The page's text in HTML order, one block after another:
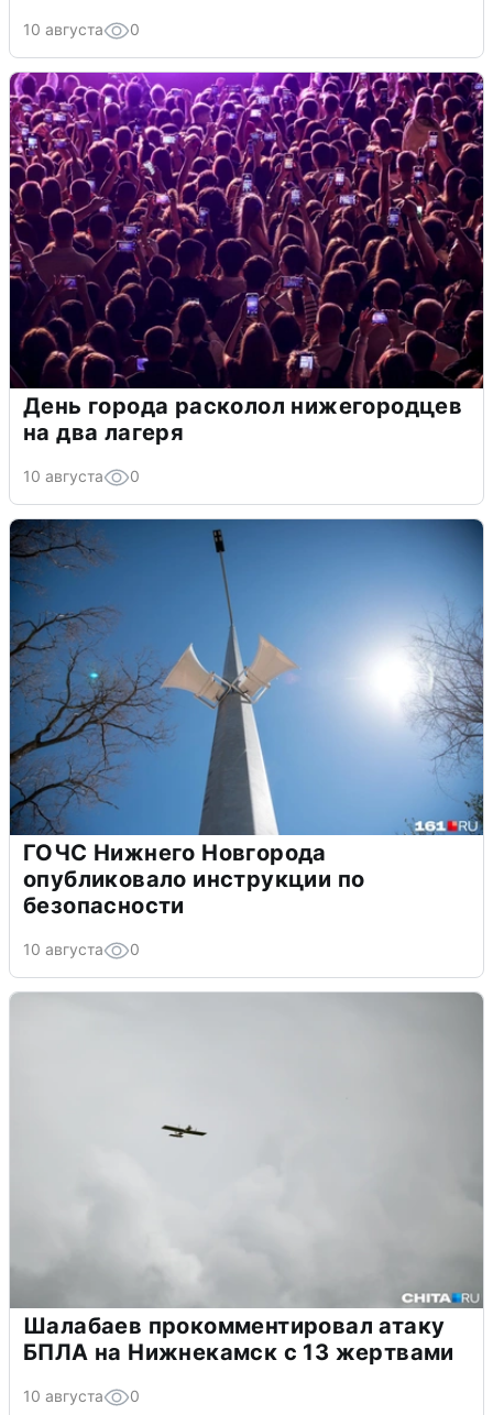
10 августа 0
День города расколол нижегородцев
на два лагеря
10 августа 0
ГОЧС Нижнего Новгорода
опубликовало инструкции по
безопасности
10 августа 0
Шалабаев прокомментировал атаку
БПЛА на Нижнекамск с 13 жертвами
10 августа 0